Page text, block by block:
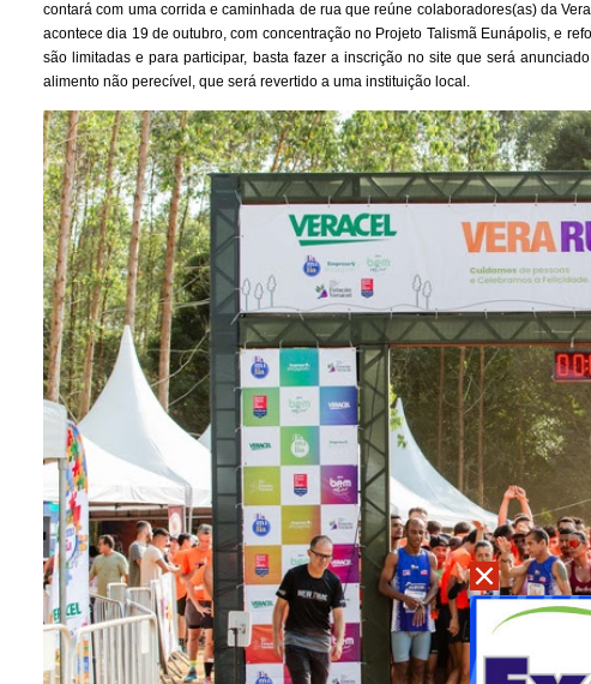
contará com uma corrida e caminhada de rua que reúne colaboradores(as) da
acontece dia 19 de outubro, com concentração no Projeto Talismã Eunápolis, e
são limitadas e para participar, basta fazer a inscrição no site que será
alimento não perecível, que será revertido a uma instituição local.